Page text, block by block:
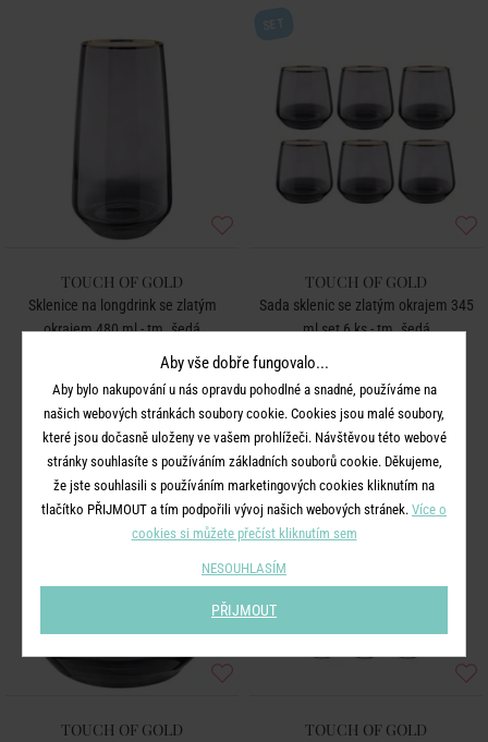
TOUCH OF GOLD
Sklenice na longdrink se zlatým
okrajem 480 ml - tm. šedá
199 Kč
TOUCH OF GOLD
Sada sklenic se zlatým okrajem 345
ml set 6 ks - tm. šedá
749 Kč
TOUCH OF GOLD
SET
TOUCH OF GOLD
Aby vše dobře fungovalo...
Aby bylo nakupování u nás opravdu pohodlné a snadné, používáme na
našich webových stránkách soubory cookie. Cookies jsou malé soubory,
které jsou dočasně uloženy ve vašem prohlížeči. Návštěvou této webové
stránky souhlasíte s používáním základních souborů cookie. Děkujeme,
že jste souhlasili s používáním marketingových cookies kliknutím na
tlačítko PŘIJMOUT a tím podpořili vývoj našich webových stránek. Více o
cookies si můžete přečíst kliknutím sem
NESOUHLASÍM
PŘIJMOUT